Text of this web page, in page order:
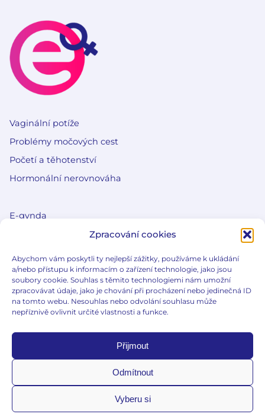
Zpracování cookies
Abychom vám poskytli ty nejlepší zážitky, používáme k ukládání
a/nebo přístupu k informacím o zařízení technologie, jako jsou
soubory cookie. Souhlas s těmito technologiemi nám umožní
zpracovávat údaje, jako je chování při procházení nebo jedinečná ID
na tomto webu. Nesouhlas nebo odvolání souhlasu může
nepříznivě ovlivnit určité vlastnosti a funkce.
Přijmout
Odmítnout
Vyberu si
Vaginální potíže
Problémy močových cest
Početí a těhotenství
Hormonální nerovnováha
E-gynda
Co je e-gynda?
Zásady zpracování osobních údajů
Zásady zpracování cookies